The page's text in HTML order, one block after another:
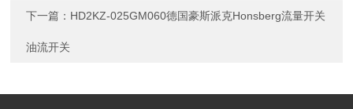
下一篇： HD2KZ-025GM060德国豪斯派克Honsberg流量开关
油流开关